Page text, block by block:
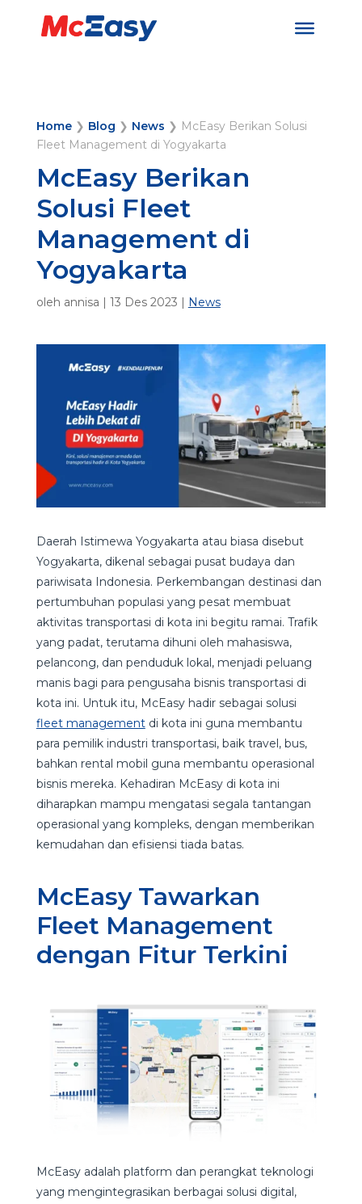
Home❯ Blog ❯ News ❯ McEasy Berikan Solusi
Fleet Management di Yogyakarta
McEasy Berikan
Solusi Fleet
Management di
Yogyakarta
oleh annisa | 13 Des 2023 | News
Daerah Istimewa Yogyakarta atau biasa disebut
Yogyakarta, dikenal sebagai pusat budaya dan
pariwisata Indonesia. Perkembangan destinasi dan
pertumbuhan populasi yang pesat membuat
aktivitas transportasi di kota ini begitu ramai. Trafik
yang padat, terutama dihuni oleh mahasiswa,
pelancong, dan penduduk lokal, menjadi peluang
manis bagi para pengusaha bisnis transportasi di
kota ini. Untuk itu, McEasy hadir sebagai solusi
fleet managementdi kota ini guna membantu
para pemilik industri transportasi, baik travel, bus,
bahkan rental mobil guna membantu operasional
bisnis mereka. Kehadiran McEasy di kota ini
diharapkan mampu mengatasi segala tantangan
operasional yang kompleks, dengan memberikan
kemudahan dan efisiensi tiada batas.
McEasy Tawarkan
Fleet Management
dengan Fitur Terkini
McEasy adalah platform dan perangkat teknologi
yang mengintegrasikan berbagai solusi digital,